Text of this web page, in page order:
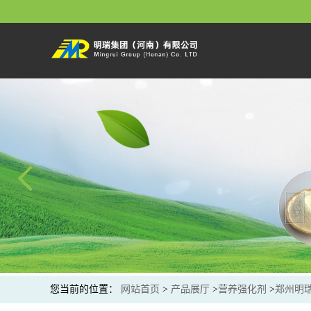
您当前的位置： 网站首页 > 产品展厅 >营养强化剂 >郑州明